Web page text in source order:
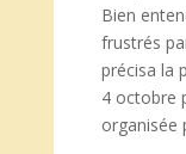
Bien
frustrés
précisa la
4 octobre
organisée